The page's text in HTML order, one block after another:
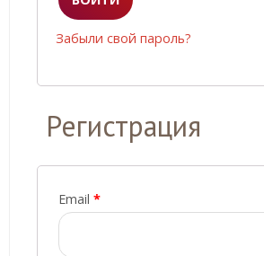
Забыли свой пароль?
Регистрация
Email *